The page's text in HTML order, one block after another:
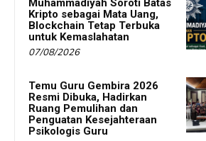
Muhammadiyah Soroti Batas
Kripto sebagai Mata Uang,
Blockchain Tetap Terbuka
untuk Kemaslahatan
07/08/2026
Temu Guru Gembira 2026
Resmi Dibuka, Hadirkan
Ruang Pemulihan dan
Penguatan Kesejahteraan
Psikologis Guru